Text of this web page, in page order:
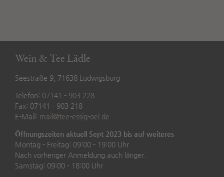
Wein & Tee Lädle
Seestraße 9, 71638 Ludwigsburg
Telefon: 07141 - 903 228
Fax: 07141 - 903 218
E-Mail: mail@tee-essig-oel.de
Öffnungszeiten aktuell Sept 2023 bis auf weiteres
Montag - Freitag: 09:00 - 19:00 Uhr
Nach vorheriger Anmeldung auch länger.
Samstag: 09:00 - 18:00 Uhr